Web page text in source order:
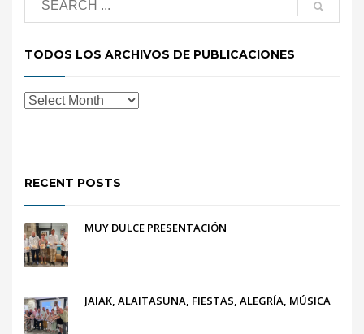
TODOS LOS ARCHIVOS DE PUBLICACIONES
RECENT POSTS
MUY DULCE PRESENTACIÓN
JAIAK, ALAITASUNA, FIESTAS, ALEGRÍA, MÚSICA